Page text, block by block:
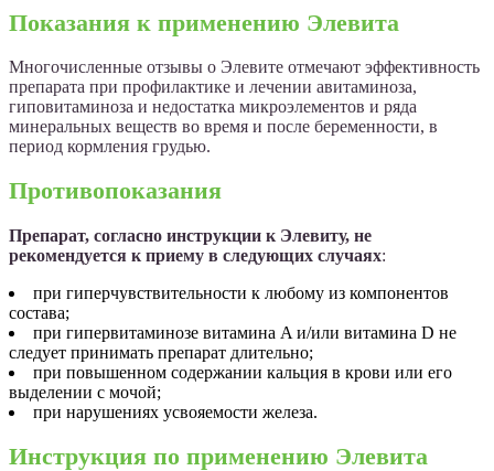
Показания к применению Элевита
Многочисленные отзывы о Элевите отмечают эффективность
препарата при профилактике и лечении авитаминоза,
гиповитаминоза и недостатка микроэлементов и ряда
минеральных веществ во время и после беременности, в
период кормления грудью.
Противопоказания
Препарат, согласно инструкции к Элевиту, не
рекомендуется к приему в следующих случаях:
при гиперчувствительности к любому из компонентов
состава;
при гипервитаминозе витамина A и/или витамина D не
следует принимать препарат длительно;
при повышенном содержании кальция в крови или его
выделении с мочой;
при нарушениях усвояемости железа.
Инструкция по применению Элевита